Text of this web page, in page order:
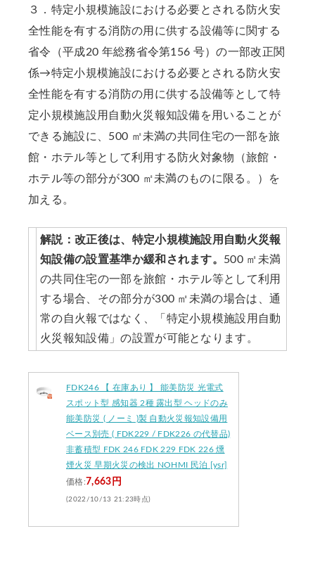
３．特定小規模施設における必要とされる防火安
全性能を有する消防の用に供する設備等に関する
省令（平成20 年総務省令第156 号）の一部改正関
係→特定小規模施設における必要とされる防火安
全性能を有する消防の用に供する設備等として特
定小規模施設用自動火災報知設備を用いることが
できる施設に、500 ㎡未満の共同住宅の一部を旅
館・ホテル等として利用する防火対象物（旅館・
ホテル等の部分が300 ㎡未満のものに限る。）を
加える。
解説：改正後は、特定小規模施設用自動火災報
知設備の設置基準か緩和されます。 500 ㎡未満
の共同住宅の一部を旅館・ホテル等として利用
する場合、その部分が300 ㎡未満の場合は、通
常の自火報ではなく、「特定小規模施設用自動
火災報知設備」の設置が可能となります。
FDK246 【 在庫あり 】 能美防災 光電式
スポット型 感知器 2種 露出型 ヘッドのみ
能美防災 ( ノーミ )製 自動火災報知設備用
ベース別売 ( FDK229 / FDK226 の代替品)
非蓄積型 FDK 246 FDK 229 FDK 226 燻
煙火災 早期火災の検出 NOHMI 民泊 [ysr]
価格:7,663円
(2022/10/13 21:23時点)